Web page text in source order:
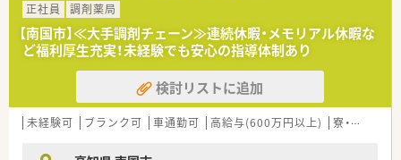
■調剤業務だけでなく、災害対策や野菜の販売等を通して地域貢
献を行われています。
■業務短縮の為、全店舗にて最新機器（電子薬歴・分包機（円盤）・
一部店舗に二次元バーコードやクリーンベンチ、ピッキング鑑査
機 等）を導入されています。
＜こんな方にもオススメ＞
■複数店舗展開されているチェーン薬局を希望されている方
■外来対応だけでなく、在宅業務など幅広く経験していきたい方
す。
■総合科目を応需しています。幅広い処方箋を対応しますので
スキルアップにつながります。
■処方箋枚数は1日あたり平均70枚です。
■投薬口は4か所あり、立ち投薬となります。
患者様のプライバシーに配慮しすりガラスのパーテーション
で区切られています。
■在宅業務もございます。これまでのご経験や入社後の状況に
■クリーンベンチも導入されています。
正社員
調剤薬局
【南国市】≪大手調剤チェーン≫連続休暇・メモリアル休暇な
ど福利厚生充実！未経験でも安心の指導体制あり
検討リストに追加
未経験可 ブランク可 車通勤可 高給与(600万円以上) 寮・借上社宅あり